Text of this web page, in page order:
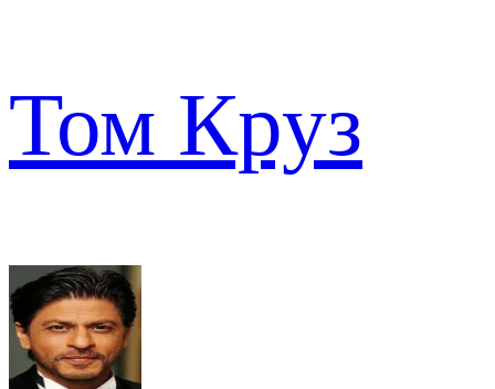
Том Круз